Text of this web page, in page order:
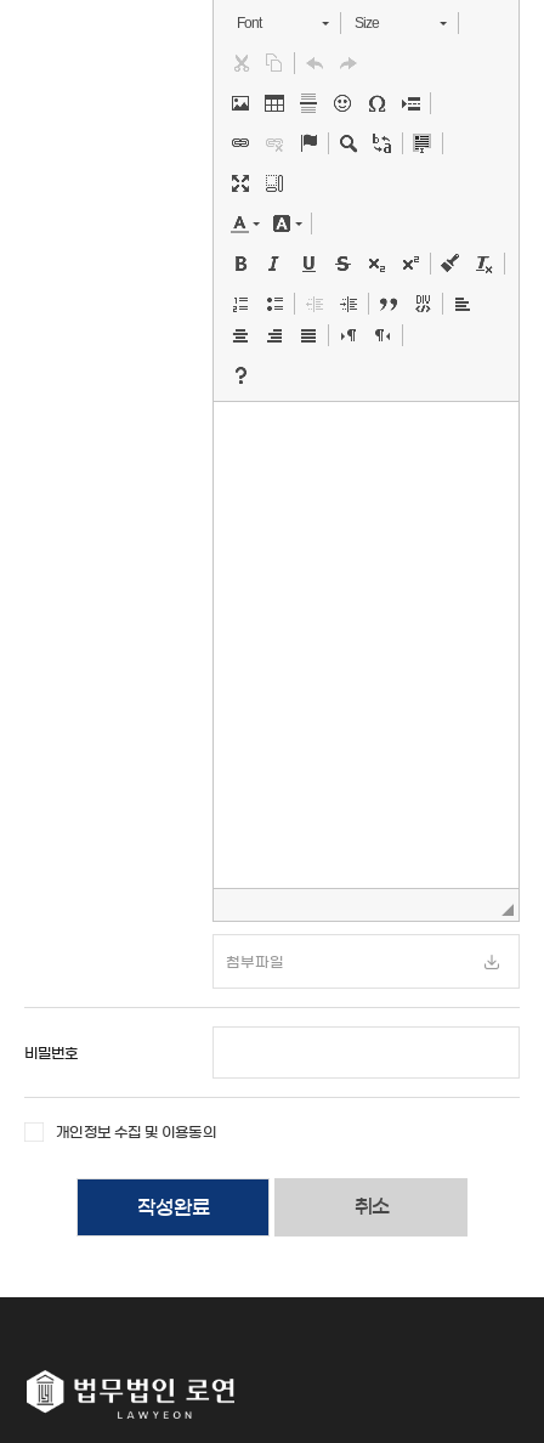
Font Size
비밀번호
개인정보 수집 및 이용동의
취소